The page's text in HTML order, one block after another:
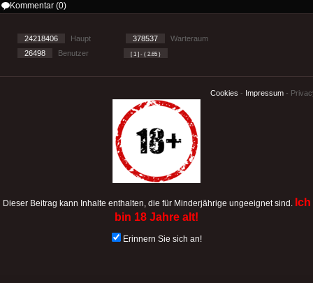
Kommentar (0)
Dieser Beitrag kann Inhalte enthalten, die für Minderjährige ungeeignet sind.
Ich
bin 18 Jahre alt!
Erinnern Sie sich an!
24218406 Haupt 378537
Warteraum
26498
Benutzer [ 1 ] - ( 2.65 )
Cookies - Impressum -